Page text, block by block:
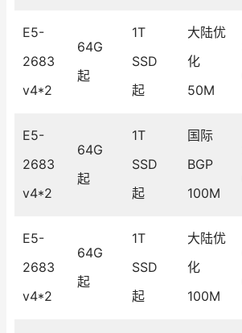
E5-
2683
v4*2
64G
起
1T
SSD
起
大陆优
化
50M
E5-
2683
v4*2
64G
起
1T
SSD
起
国际
BGP
100M
E5-
2683
v4*2
64G
起
1T
SSD
起
大陆优
化
100M